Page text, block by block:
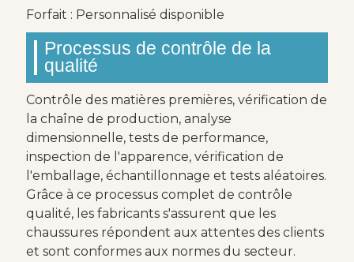
Forfait : Personnalisé disponible
Processus de contrôle de la
qualité
Contrôle des matières premières, vérification de
la chaîne de production, analyse
dimensionnelle, tests de performance,
inspection de l'apparence, vérification de
l'emballage, échantillonnage et tests aléatoires.
Grâce à ce processus complet de contrôle
qualité, les fabricants s'assurent que les
chaussures répondent aux attentes des clients
et sont conformes aux normes du secteur.